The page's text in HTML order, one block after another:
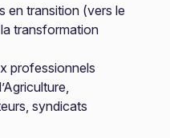
en transition (vers le
transformation
professionnels
syndicats